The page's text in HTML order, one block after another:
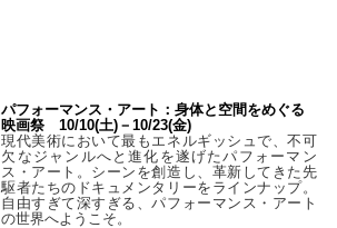
パフォーマンス・アート：身体と空間をめぐる
映画祭 10/10(土)－10/23(金)
現代美術において最もエネルギッシュで、不可
欠なジャンルへと進化を遂げたパフォーマン
ス・アート。シーンを創造し、革新してきた先
駆者たちのドキュメンタリーをラインナップ。
自由すぎて深すぎる、パフォーマンス・アート
の世界へようこそ。